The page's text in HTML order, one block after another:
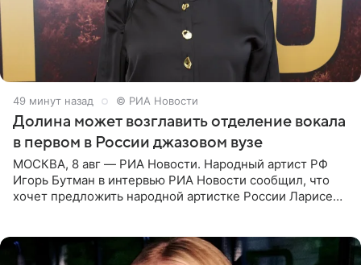
50 минут назад © РИА Новости
Долина может возглавить отделение вокала
в первом в России джазовом вузе
МОСКВА, 8 авг — РИА Новости. Народный артист РФ
Игорь Бутман в интервью РИА Новости сообщил, что
хочет предложить народной артистке России Ларисе